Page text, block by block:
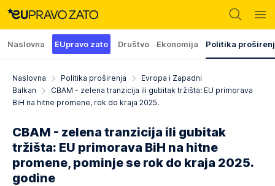
Naslovna EUpravo zato Društvo Ekonomija Politika
Naslovna Politika proširenja
Evropa i Zapadni
Balkan
CBAM - zelena tranzicija ili gubitak tržišta: EU primorava
BiH na hitne promene, rok do kraja 2025.
CBAM - zelena tranzicija ili gubitak
tržišta: EU primorava BiH na hitne
promene, pominje se rok do kraja 2025.
godine